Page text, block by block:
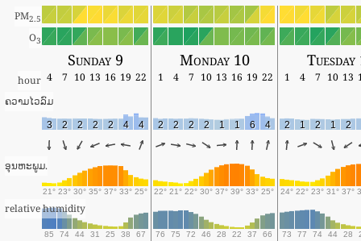
PM2.5
O3
Sunday 9 Monday 10 Tuesday
hour 4 7 10 13 16 19 22 1 4 7 10 13 16 19 22 1 4 7 10 13
ຄວາມໄວລົມ
3 2 2 2 2 4 4 2 2 2 2 1 1 6 4 2 1 2 1 2
ອຸນຫະພູມ.
21° 23° 30° 35° 37° 33° 25° 22° 21° 22° 30° 37° 39° 33° 25° 24° 22° 23° 31° 37°
relative humidity
85 74 44 31 25 38 67 76 75 72 46 28 22 37 66 73 77 74 44 28